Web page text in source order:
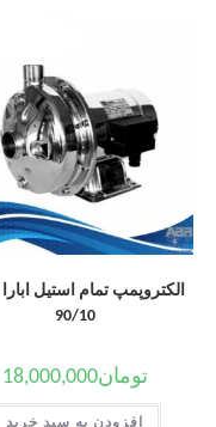
90/10
تومان18,000,000
افزودن به سبد خرید